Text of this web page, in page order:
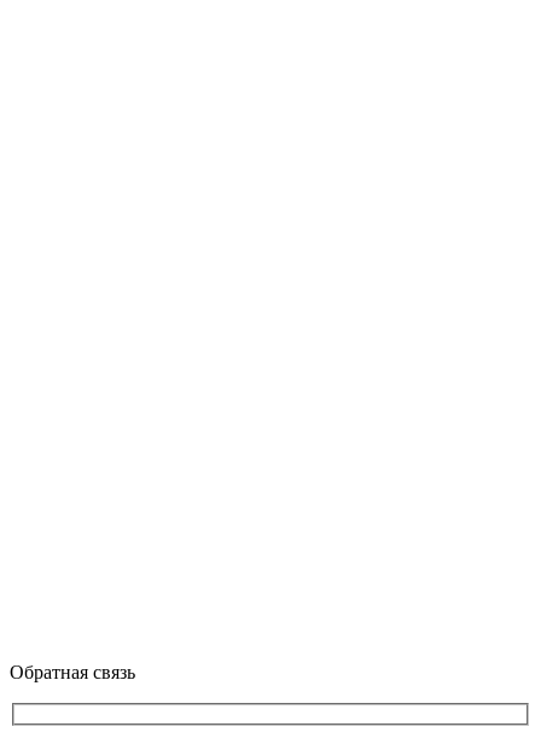
Обратная связь